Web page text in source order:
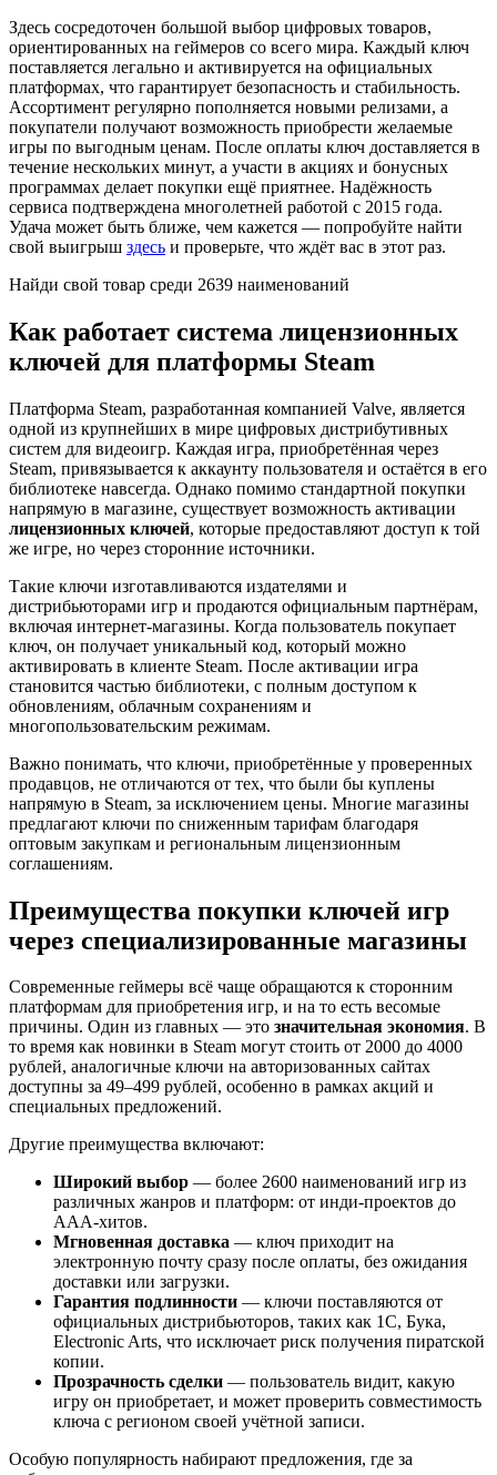
Здесь сосредоточен большой выбор цифровых товаров,
ориентированных на геймеров со всего мира. Каждый ключ
поставляется легально и активируется на официальных
платформах, что гарантирует безопасность и стабильность.
Ассортимент регулярно пополняется новыми релизами, а
покупатели получают возможность приобрести желаемые
игры по выгодным ценам. После оплаты ключ доставляется в
течение нескольких минут, а участи в акциях и бонусных
программах делает покупки ещё приятнее. Надёжность
сервиса подтверждена многолетней работой с 2015 года.
Удача может быть ближе, чем кажется — попробуйте найти
свой выигрыш здесь и проверьте, что ждёт вас в этот раз.
Найди свой товар среди 2639 наименований
Как работает система лицензионных
ключей для платформы Steam
Платформа Steam, разработанная компанией Valve, является
одной из крупнейших в мире цифровых дистрибутивных
систем для видеоигр. Каждая игра, приобретённая через
Steam, привязывается к аккаунту пользователя и остаётся в его
библиотеке навсегда. Однако помимо стандартной покупки
напрямую в магазине, существует возможность активации
лицензионных ключей, которые предоставляют доступ к той
же игре, но через сторонние источники.
Такие ключи изготавливаются издателями и
дистрибьюторами игр и продаются официальным партнёрам,
включая интернет-магазины. Когда пользователь покупает
ключ, он получает уникальный код, который можно
активировать в клиенте Steam. После активации игра
становится частью библиотеки, с полным доступом к
обновлениям, облачным сохранениям и
многопользовательским режимам.
Важно понимать, что ключи, приобретённые у проверенных
продавцов, не отличаются от тех, что были бы куплены
напрямую в Steam, за исключением цены. Многие магазины
предлагают ключи по сниженным тарифам благодаря
оптовым закупкам и региональным лицензионным
соглашениям.
Преимущества покупки ключей игр
через специализированные магазины
Современные геймеры всё чаще обращаются к сторонним
платформам для приобретения игр, и на то есть весомые
причины. Один из главных — это значительная экономия. В
то время как новинки в Steam могут стоить от 2000 до 4000
рублей, аналогичные ключи на авторизованных сайтах
доступны за 49–499 рублей, особенно в рамках акций и
специальных предложений.
Другие преимущества включают:
Широкий выбор — более 2600 наименований игр из
различных жанров и платформ: от инди-проектов до
AAA-хитов.
Мгновенная доставка — ключ приходит на
электронную почту сразу после оплаты, без ожидания
доставки или загрузки.
Гарантия подлинности — ключи поставляются от
официальных дистрибьюторов, таких как 1С, Бука,
Electronic Arts, что исключает риск получения пиратской
копии.
Прозрачность сделки — пользователь видит, какую
игру он приобретает, и может проверить совместимость
ключа с регионом своей учётной записи.
Особую популярность набирают предложения, где за